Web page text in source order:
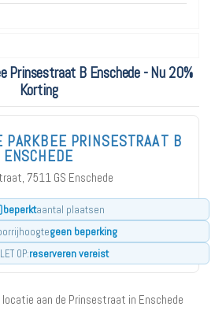
Prinsestraat B Enschede - Nu 20%
Korting
PARKBEE PRINSESTRAAT B
ENSCHEDE
7511 GS Enschede
beperktaantal plaatsen
geen beperking
LET OP:reserveren vereist
aan de Prinsestraat in Enschede